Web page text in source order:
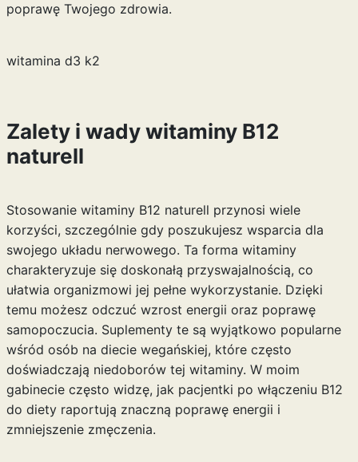
poprawę Twojego zdrowia.
witamina d3 k2
Zalety i wady witaminy B12
naturell
Stosowanie witaminy B12 naturell przynosi wiele
korzyści, szczególnie gdy poszukujesz wsparcia dla
swojego układu nerwowego. Ta forma witaminy
charakteryzuje się doskonałą przyswajalnością, co
ułatwia organizmowi jej pełne wykorzystanie. Dzięki
temu możesz odczuć wzrost energii oraz poprawę
samopoczucia. Suplementy te są wyjątkowo popularne
wśród osób na diecie wegańskiej, które często
doświadczają niedoborów tej witaminy. W moim
gabinecie często widzę, jak pacjentki po włączeniu B12
do diety raportują znaczną poprawę energii i
zmniejszenie zmęczenia.